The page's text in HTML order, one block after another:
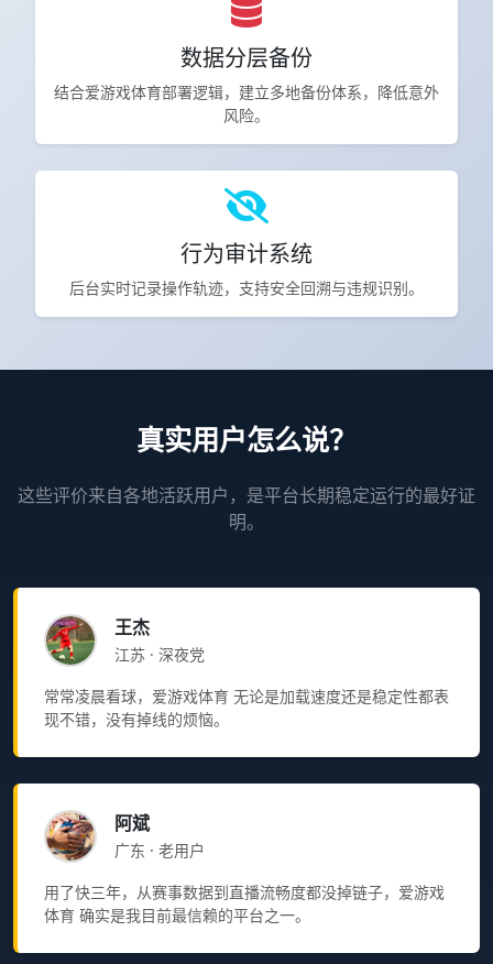
数据分层备份
结合爱游戏体育部署逻辑，建立多地备份体系，降低意外
风险。
行为审计系统
后台实时记录操作轨迹，支持安全回溯与违规识别。
真实用户怎么说？
这些评价来自各地活跃用户，是平台长期稳定运行的最好证
明。
王杰
江苏 · 深夜党
常常凌晨看球，爱游戏体育 无论是加载速度还是稳定性都表
现不错，没有掉线的烦恼。
阿斌
广东 · 老用户
用了快三年，从赛事数据到直播流畅度都没掉链子，爱游戏
体育 确实是我目前最信赖的平台之一。